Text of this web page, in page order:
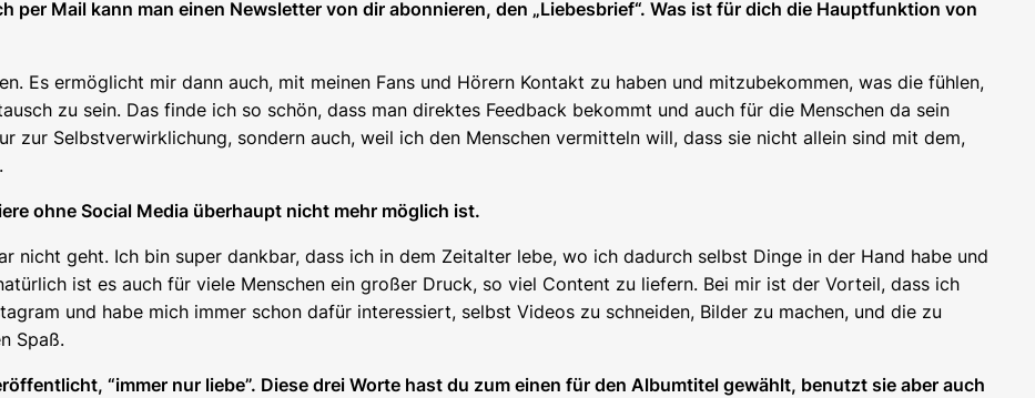
per Mail kann man einen Newsletter von dir abonnieren, den „Liebesbrief“. Was ist für dich die Hauptfunktion von
Es ermöglicht mir dann auch, mit meinen Fans und Hörern Kontakt zu haben und mitzubekommen, was die fühlen,
zu sein. Das finde ich so schön, dass man direktes Feedback bekommt und auch für die Menschen da sein
zur Selbstverwirklichung, sondern auch, weil ich den Menschen vermitteln will, dass sie nicht allein sind mit dem,
ohne Social Media überhaupt nicht mehr möglich ist.
nicht geht. Ich bin super dankbar, dass ich in dem Zeitalter lebe, wo ich dadurch selbst Dinge in der Hand habe und
ist es auch für viele Menschen ein großer Druck, so viel Content zu liefern. Bei mir ist der Vorteil, dass ich
und habe mich immer schon dafür interessiert, selbst Videos zu schneiden, Bilder zu machen, und die zu
Spaß.
“immer nur liebe”. Diese drei Worte hast du zum einen für den Albumtitel gewählt, benutzt sie aber auch